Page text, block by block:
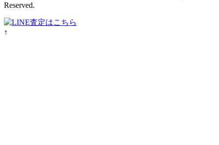
Reserved.
↑